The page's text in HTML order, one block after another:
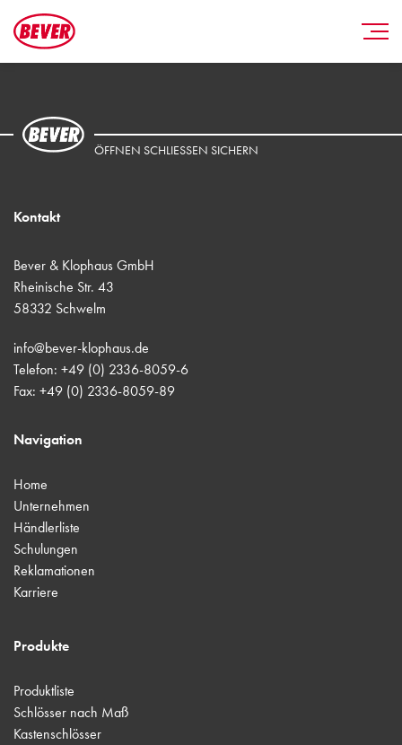
ÖFFNEN SCHLIESSEN SICHERN
Kontakt
Bever & Klophaus GmbH
Rheinische Str. 43
58332 Schwelm
info@bever-klophaus.de
Telefon: +49 (0) 2336-8059-6
Fax: +49 (0) 2336-8059-89
Navigation
Home
Unternehmen
Händlerliste
Schulungen
Reklamationen
Karriere
Produkte
Produktliste
Schlösser nach Maß
Kastenschlösser